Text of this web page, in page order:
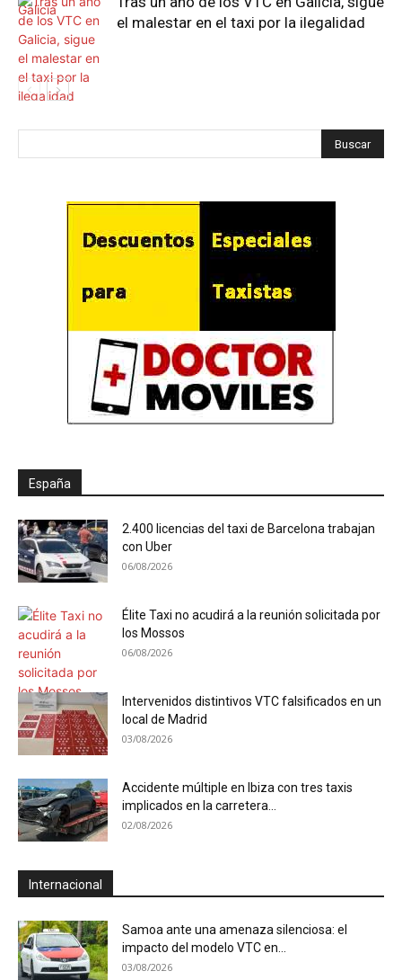
el malestar en el taxi por la ilegalidad
España
2.400 licencias del taxi de Barcelona trabajan
con Uber
06/08/2026
Élite Taxi no acudirá a la reunión solicitada por
los Mossos
06/08/2026
Intervenidos distintivos VTC falsificados en un
local de Madrid
03/08/2026
Accidente múltiple en Ibiza con tres taxis
implicados en la carretera...
02/08/2026
Internacional
Samoa ante una amenaza silenciosa: el
impacto del modelo VTC en...
03/08/2026